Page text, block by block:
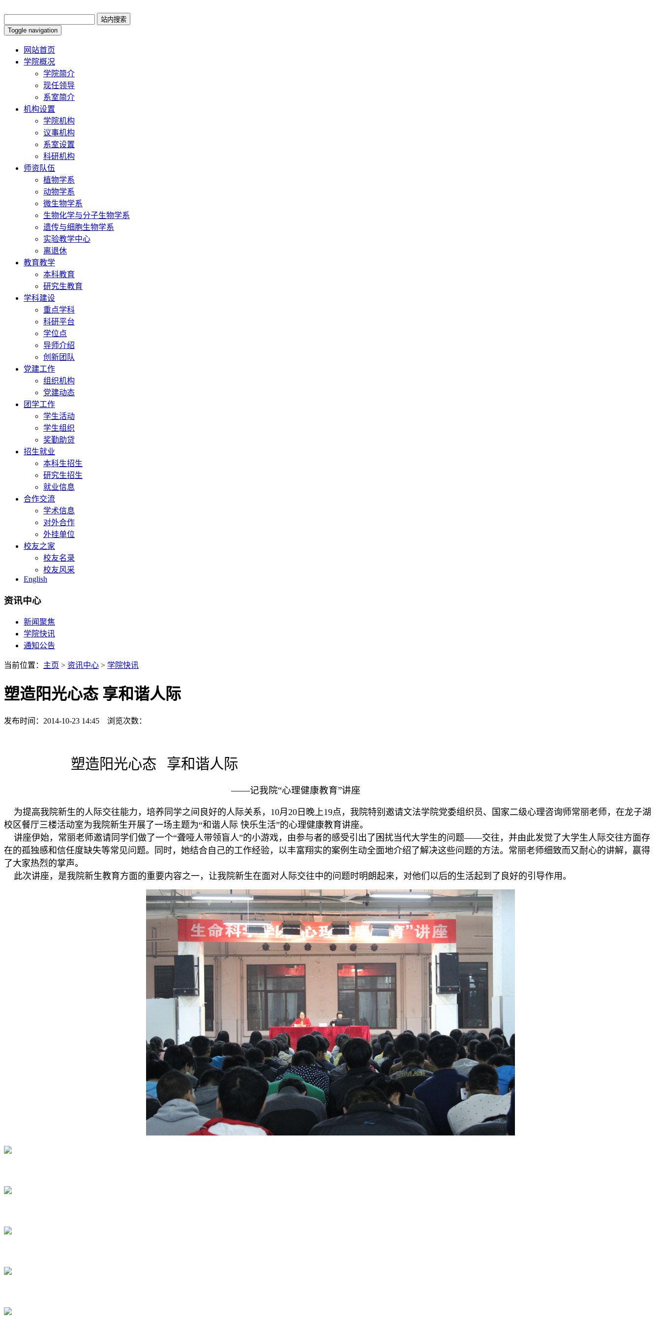
Toggle navigation
网站首页
学院概况
学院简介
现任领导
系室简介
机构设置
学院机构
议事机构
系室设置
科研机构
师资队伍
植物学系
动物学系
微生物学系
生物化学与分子生物学系
遗传与细胞生物学系
实验教学中心
离退休
教育教学
本科教育
研究生教育
学科建设
重点学科
科研平台
学位点
导师介绍
创新团队
党建工作
组织机构
党建动态
团学工作
学生活动
学生组织
奖勤助贷
招生就业
本科生招生
研究生招生
就业信息
合作交流
学术信息
对外合作
外挂单位
校友之家
校友名录
校友风采
English
资讯中心
新闻聚焦
学院快讯
通知公告
当前位置： 主页 > 资讯中心 > 学院快讯
塑造阳光心态 享和谐人际
发布时间：2014-10-23 14:45 浏览次数：
塑造阳光心态 享和谐人际
——记我院“心理健康教育”讲座
为提高我院新生的人际交往能力，培养同学之间良好的人际关系，10月20日晚上19点，我院特别邀请文法学院党委组织员、国家二级心理咨询师常丽老师，在龙子湖
校区餐厅三楼活动室为我院新生开展了一场主题为“和谐人际 快乐生活”的心理健康教育讲座。
讲座伊始，常丽老师邀请同学们做了一个“聋哑人带领盲人”的小游戏，由参与者的感受引出了困扰当代大学生的问题——交往，并由此发觉了大学生人际交往方面存
在的孤独感和信任度缺失等常见问题。同时，她结合自己的工作经验，以丰富翔实的案例生动全面地介绍了解决这些问题的方法。常丽老师细致而又耐心的讲解，赢得
了大家热烈的掌声。
此次讲座，是我院新生教育方面的重要内容之一，让我院新生在面对人际交往中的问题时明朗起来，对他们以后的生活起到了良好的引导作用。